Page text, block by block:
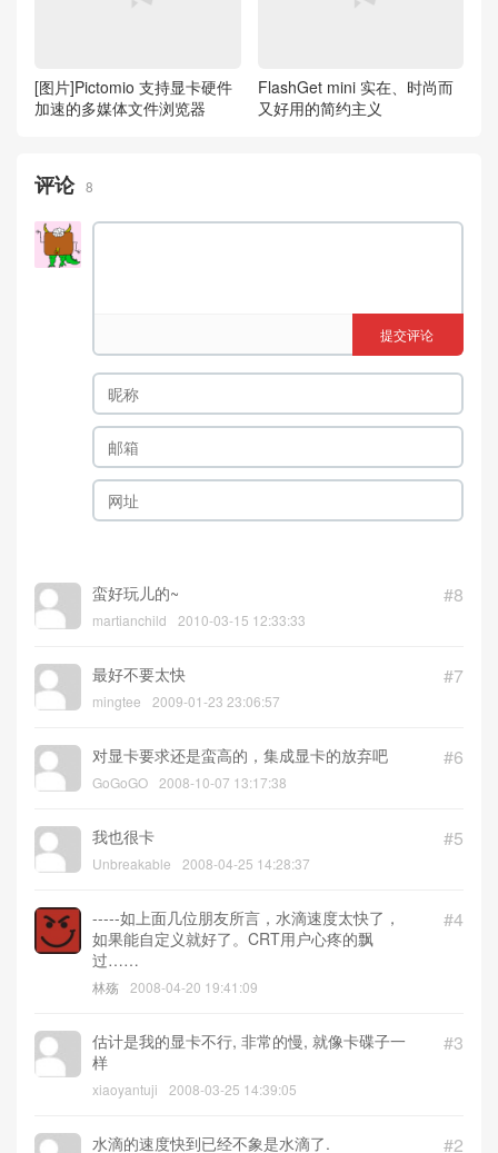
[图片]Pictomio 支持显卡硬件
加速的多媒体文件浏览器
FlashGet mini 实在、时尚而
又好用的简约主义
评论 8
提交评论
#8
蛮好玩儿的~
martianchild 2010-03-15 12:33:33
#7
最好不要太快
mingtee 2009-01-23 23:06:57
#6
对显卡要求还是蛮高的，集成显卡的放弃吧
GoGoGO 2008-10-07 13:17:38
#5
我也很卡
Unbreakable 2008-04-25 14:28:37
#4
-----如上面几位朋友所言，水滴速度太快了，
如果能自定义就好了。CRT用户心疼的飘
过……
林殇 2008-04-20 19:41:09
#3
估计是我的显卡不行, 非常的慢, 就像卡碟子一
样
xiaoyantuji 2008-03-25 14:39:05
#2
水滴的速度快到已经不象是水滴了.